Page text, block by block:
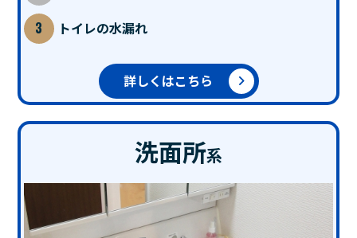
トイレの水漏れ
詳しくはこちら
洗面所系